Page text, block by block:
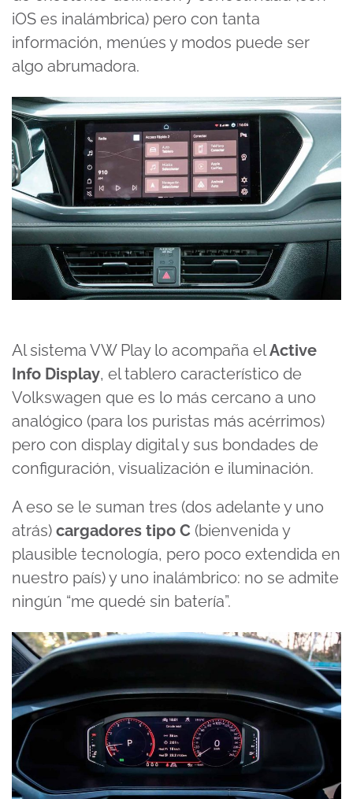
iOS es inalámbrica) pero con tanta
información, menúes y modos puede ser
algo abrumadora.
Al sistema VW Play lo acompaña elActive
Info Display, el tablero característico de
Volkswagen que es lo más cercano a uno
analógico (para los puristas más acérrimos)
pero con display digital y sus bondades de
configuración, visualización e iluminación.
A eso se le suman tres (dos adelante y uno
atrás) cargadores tipo C (bienvenida y
plausible tecnología, pero poco extendida en
nuestro país) y uno inalámbrico: no se admite
ningún “me quedé sin batería”.